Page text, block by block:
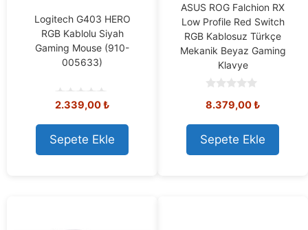
Logitech G403 HERO
RGB Kablolu Siyah
Gaming Mouse (910-
005633)
0
u
t
o
f
2.339,00₺
Sepete Ekle
ASUS ROG Falchion RX
Low Profile Red Switch
RGB Kablosuz Türkçe
Mekanik Beyaz Gaming
Klavye
o
t
o
f
5
8.379,00₺
Sepete Ekle